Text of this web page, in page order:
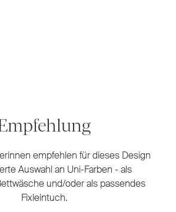
empfehlen für dieses Design
Auswahl an Uni-Farben - als
und/oder als passendes
Fixleintuch.